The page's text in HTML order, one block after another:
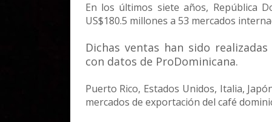
En los últimos siete años, República
US$180.5 millones a 53 mercados
Dichas ventas han sido
con datos de ProDominicana.
Puerto Rico, Estados Unidos, Italia,
mercados de exportación del café